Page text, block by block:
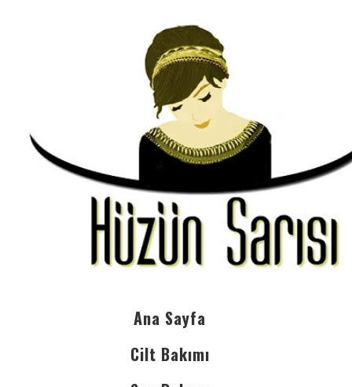
Ana Sayfa
Cilt Bakımı